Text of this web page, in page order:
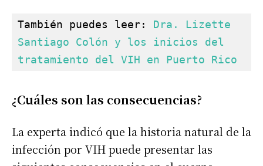
También puedes leer: Dra. Lizette
Santiago Colón y los inicios del
tratamiento del VIH en Puerto Rico
¿Cuáles son las consecuencias?
La experta indicó que la historia natural de la
infección por VIH puede presentar las